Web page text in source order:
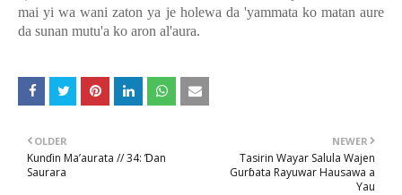
mai yi wa wani zaton ya je holewa da 'yammata ko matan aure
da sunan mutu'a ko aron al'aura.
NEWER
Tasirin Wayar Salula Wajen
Gurɓata Rayuwar Hausawa a
Yau
OLDER
Kunɗin Ma’aurata // 34: Ɗan
Saurara